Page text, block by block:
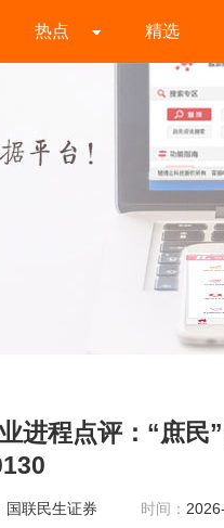
热点 精选
进程点评：“庶
国联民生证券 时间：